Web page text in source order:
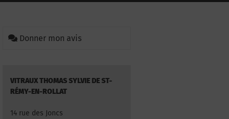
Donner mon avis
VITRAUX THOMAS SYLVIE DE ST-
RÉMY-EN-ROLLAT
14 rue des Joncs